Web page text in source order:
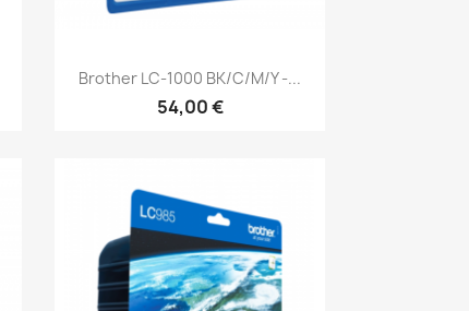
Aperçu rapide
Brother LC-1000 BK/C/M/Y -...
54,00 €